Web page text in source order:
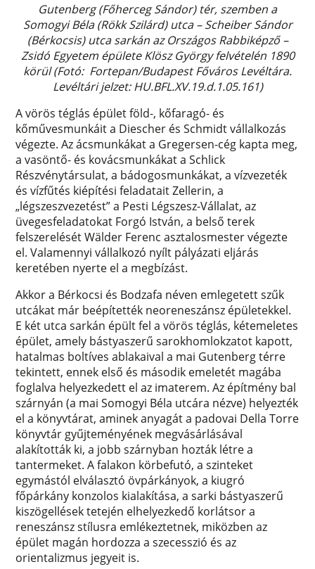
Gutenberg (Főherceg Sándor) tér, szemben a
Somogyi Béla (Rökk Szilárd) utca – Scheiber Sándor
(Bérkocsis) utca sarkán az Országos Rabbiképző –
Zsidó Egyetem épülete Klösz György felvételén 1890
körül (Fotó: Fortepan/Budapest Főváros Levéltára.
Levéltári jelzet: HU.BFL.XV.19.d.1.05.161)
A vörös téglás épület föld-, kőfaragó- és
kőművesmunkáit a Diescher és Schmidt vállalkozás
végezte. Az ácsmunkákat a Gregersen-cég kapta meg,
a vasöntő- és kovácsmunkákat a Schlick
Részvénytársulat, a bádogosmunkákat, a vízvezeték
és vízfűtés kiépítési feladatait Zellerin, a
„légszeszvezetést” a Pesti Légszesz-Vállalat, az
üvegesfeladatokat Forgó István, a belső terek
felszerelését Wälder Ferenc asztalosmester végezte
el. Valamennyi vállalkozó nyílt pályázati eljárás
keretében nyerte el a megbízást.
Akkor a Bérkocsi és Bodzafa néven emlegetett szűk
utcákat már beépítették neoreneszánsz épületekkel.
E két utca sarkán épült fel a vörös téglás, kétemeletes
épület, amely bástyaszerű sarokhomlokzatot kapott,
hatalmas boltíves ablakaival a mai Gutenberg térre
tekintett, ennek első és második emeletét magába
foglalva helyezkedett el az imaterem. Az építmény bal
szárnyán (a mai Somogyi Béla utcára nézve) helyezték
el a könyvtárat, aminek anyagát a padovai Della Torre
könyvtár gyűjteményének megvásárlásával
alakították ki, a jobb szárnyban hozták létre a
tantermeket. A falakon körbefutó, a szinteket
egymástól elválasztó övpárkányok, a kiugró
főpárkány konzolos kialakítása, a sarki bástyaszerű
kiszögellések tetején elhelyezkedő korlátsor a
reneszánsz stílusra emlékeztetnek, miközben az
épület magán hordozza a szecesszió és az
orientalizmus jegyeit is.